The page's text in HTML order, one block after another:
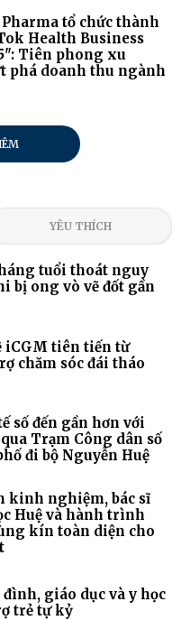
tổ chức thành
Health Business
Tiên phong xu
phá doanh thu ngành
YÊU THÍCH
tuổi thoát nguy
bị ong vò vẽ đốt gần
iCGM tiên tiến từ
chăm sóc đái tháo
số đến gần hơn với
Trạm Công dân số
đi bộ Nguyễn Huệ
kinh nghiệm, bác sĩ
Huệ và hành trình
kín toàn diện cho
giáo dục và y học
trẻ tự kỷ